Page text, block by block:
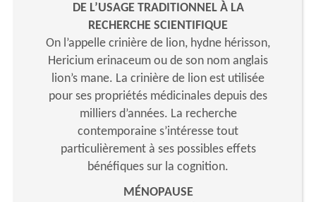
DE L’USAGE TRADITIONNEL À LA
RECHERCHE SCIENTIFIQUE
On l’appelle crinière de lion, hydne hérisson,
Hericium erinaceum ou de son nom anglais
lion’s mane. La crinière de lion est utilisée
pour ses propriétés médicinales depuis des
milliers d’années. La recherche
contemporaine s’intéresse tout
particulièrement à ses possibles effets
bénéfiques sur la cognition.
MÉNOPAUSE